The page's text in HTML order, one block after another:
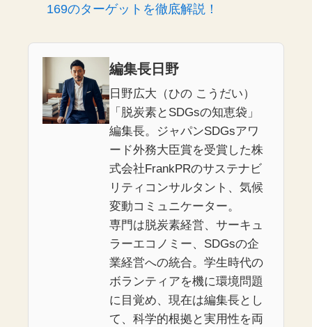
169のターゲットを徹底解説！
編集長日野
日野広大（ひの こうだい）
「脱炭素とSDGsの知恵袋」
編集長。ジャパンSDGsアワ
ード外務大臣賞を受賞した株
式会社FrankPRのサステナビ
リティコンサルタント、気候
変動コミュニケーター。
専門は脱炭素経営、サーキュ
ラーエコノミー、SDGsの企
業経営への統合。学生時代の
ボランティアを機に環境問題
に目覚め、現在は編集長とし
て、科学的根拠と実用性を両